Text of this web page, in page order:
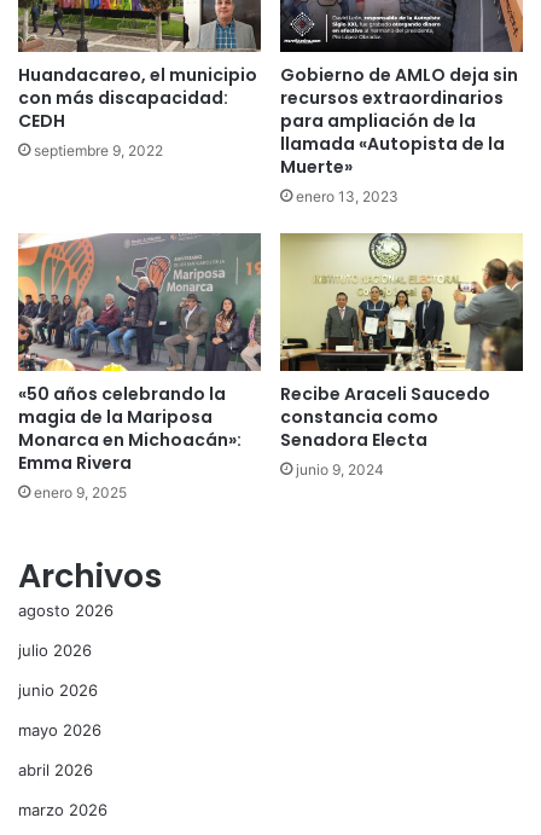
Huandacareo, el municipio
con más discapacidad:
CEDH
septiembre 9, 2022
Gobierno de AMLO deja sin
recursos extraordinarios
para ampliación de la
llamada «Autopista de la
Muerte»
enero 13, 2023
«50 años celebrando la
magia de la Mariposa
Monarca en Michoacán»:
Emma Rivera
enero 9, 2025
Recibe Araceli Saucedo
constancia como
Senadora Electa
junio 9, 2024
Archivos
agosto 2026
julio 2026
junio 2026
mayo 2026
abril 2026
marzo 2026